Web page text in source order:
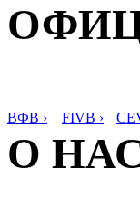
ВФВ › FIVB ›
О